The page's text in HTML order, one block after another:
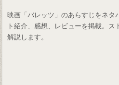
映画「バレッツ」のあらすじをネタ
ト紹介、感想、レビューを掲載。ス
解説します。